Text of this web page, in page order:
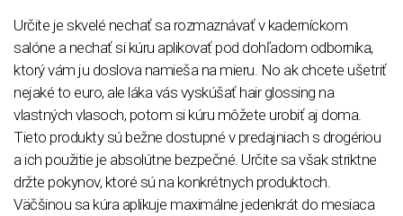
Určite je skvelé nechať sa rozmaznávať v kaderníckom
salóne a nechať si kúru aplikovať pod dohľadom odborníka,
ktorý vám ju doslova namieša na mieru. No ak chcete ušetriť
nejaké to euro, ale láka vás vyskúšať hair glossing na
vlastných vlasoch, potom si kúru môžete urobiť aj doma.
Tieto produkty sú bežne dostupné v predajniach s drogériou
a ich použitie je absolútne bezpečné. Určite sa však striktne
držte pokynov, ktoré sú na konkrétnych produktoch.
Väčšinou sa kúra aplikuje maximálne jedenkrát do mesiaca